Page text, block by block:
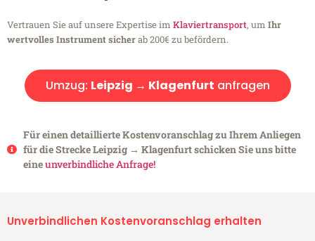
Vertrauen Sie auf unsere Expertise im Klaviertransport, um Ihr
wertvolles Instrument sicherab 200€ zu befördern.
Umzug: Leipzig → Klagenfurt anfragen
Für einen detaillierte Kostenvoranschlag zu Ihrem Anliegen
für die Strecke Leipzig → Klagenfurt schicken Sie uns bitte
eineunverbindliche Anfrage!
Unverbindlichen Kostenvoranschlag erhalten